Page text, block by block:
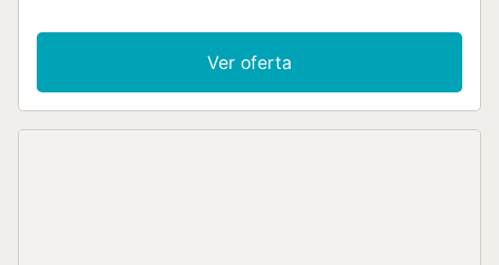
el número de cuartos de baño se prestan a pasar las
vacaciones en familia o con amigos íntimos. La zona
exterior es lo más destacado. Aquí podrá elegir entre dos
niveles: en la piscina o en la gran terraza de la azotea con
Ver oferta